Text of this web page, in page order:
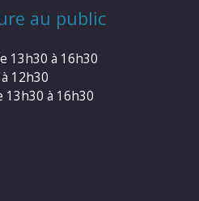
au public
13h30 à 16h30
12h30
13h30 à 16h30